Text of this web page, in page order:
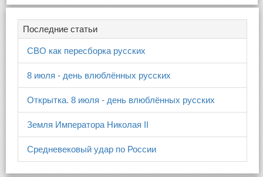
Последние статьи
СВО как пересборка русских
8 июля - день влюблённых русских
Открытка. 8 июля - день влюблённых русских
Земля Императора Николая II
Средневековый удар по России